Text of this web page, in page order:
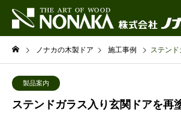
ノナカの木製ドア 施工事例 ステンドガラ
製品案内
ステンドガラス入り玄関ドアを再